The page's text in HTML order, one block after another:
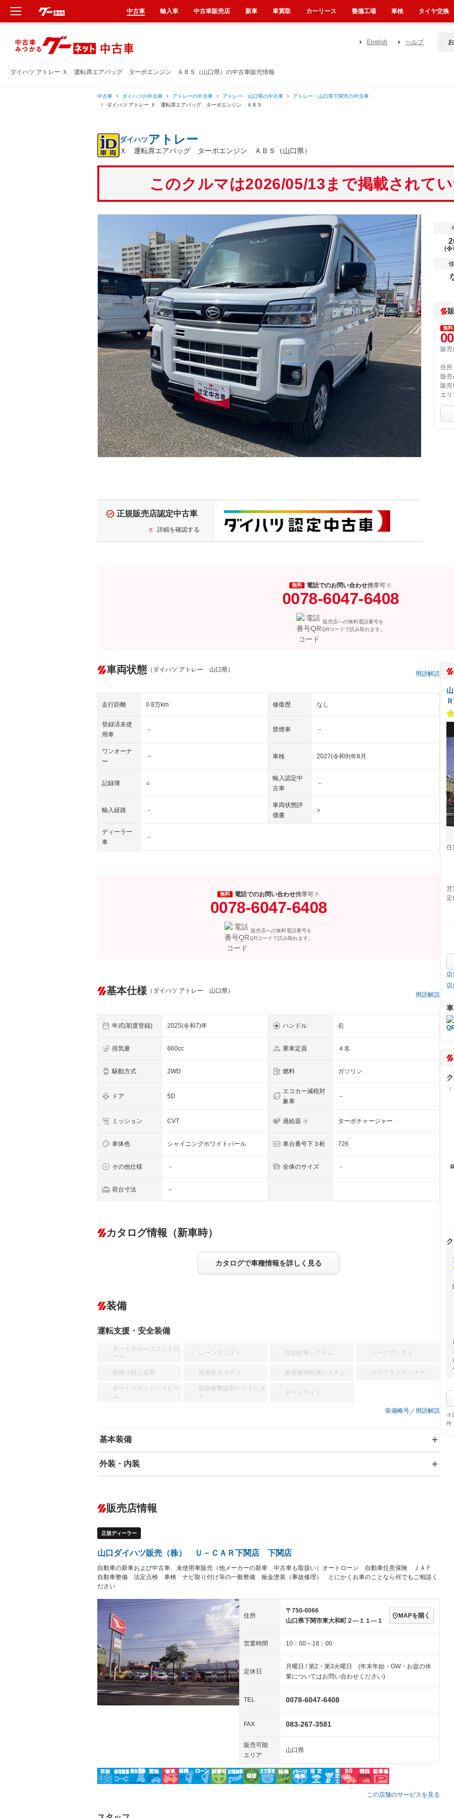
ダイハツ アトレー Ｘ 運転席エアバッグ ターボエンジン ＡＢＳ（山口県）の中古車販売情報
English ヘルプ
中古車 ダイハツの中古車 アトレーの中古車 アトレー・山口県の中古車
アトレー・山口県下関市の中古車
ダイハツ アトレー Ｘ 運転席エアバッグ ターボエンジン ＡＢＳ
ダイハツアトレー
Ｘ 運転席エアバッグ ターボエンジン ＡＢＳ（山口県）
このクルマは2026/05/13まで掲載されて
正規販売店認定中古車
詳細を確認する
(令
無料
販売
住所
販売
販売
エリ
無料 電話でのお問い合わせ携帯可
0078-6047-6408
販売店への無料電話番号を
QRコードで読み取れます。
車両状態 （ダイハツ アトレー 山口県）
用語解説
走行距離 0.8万km 修復歴 なし
登録済未使
用車
－ 禁煙車 －
ワンオーナ
ー
－ 車検 2027(令和9)年8月
記録簿 ○
輸入認定中
古車
－
輸入経路 －
車両状態評
価書
○
ディーラー
車
－
無料 電話でのお問い合わせ携帯可
0078-6047-6408
販売店への無料電話番号を
QRコードで読み取れます。
基本仕様 （ダイハツ アトレー 山口県）
用語解説
年式(初度登録) 2025(令和7)年 ハンドル 右
排気量 660cc 乗車定員 ４名
駆動方式 2WD 燃料 ガソリン
ドア 5D
エコカー減税対
象車
－
ミッション CVT 過給器 ターボチャージャー
車体色 シャイニングホワイトパール 車台番号下３桁 726
その他仕様 － 全体のサイズ －
荷台寸法 －
カタログ情報（新車時）
カタログで車種情報を詳しく見る
装備
運転支援・安全装備
－
オートクルーズコントロ
ール
－ レーンアシスト － 自動駐車システム － パークアシスト
－ 横滑り防止装置 － 衝突安全ボディ － 衝突被害軽減システム － クリアランスソナー
－
オートマチックハイビー
ム
－
頸部衝撃緩和ヘッドレス
ト
－ オートライト
装備略号／用語解説
基本装備
エアバッグ：運転席
－ ダウンヒルアシストコントロール
－ Bluetooth接続
－ レンタカーアップ 展示・試乗車 － 電動格納ミラー
装備略号／用語解説
外装・内装
－ オーディオ
－
ー
－ LEDヘッドランプ HID(キセノンライト) － ポータブルナビ
－ ETC － エアロ － スマートキー － ローダウン
－ ランフラットタイヤ
－ フルフラットシート － チップアップシート
シートヒーター ウォークスルー 後席モニター － 電動リアゲート
－ フロントカメラ － シートエアコン
－ ルーフレール － エアサスペンション
販売店情報
正規ディーラー
山口ダイハツ販売（株） Ｕ－ＣＡＲ下関店 下関店
自動車の新車および中古車、未使用車販売（他メーカーの新車 中古車も取扱い）オートローン 自動車任意保険 ＪＡＦ
自動車整備 法定点検 車検 ナビ取り付け等の一般整備 板金塗装（事故修理） とにかくお車のことなら何でもご相談く
ださい
住所
〒750-0066
山口県下関市東大和町２―１１―１
MAPを開く
営業時間 10：00～18：00
定休日
月曜日 / 第2・第3火曜日 (年末年始・GW・お盆の休
業についてはお問い合わせください)
TEL 0078-6047-6408
FAX 083-267-3581
販売可能
エリア
山口県
この店舗のサービスを見る
住
営
定
※
件
中古車 輸入車 中古車販売店 新車 車買取 カーリース 整備工場 車検 タイヤ交換
新車
中古車